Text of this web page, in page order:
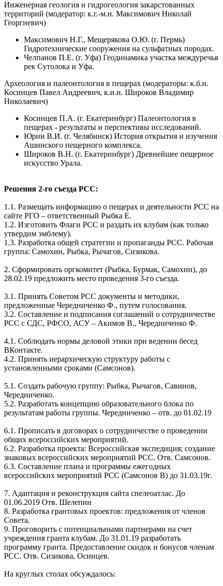
Инженерная геология и гидрогеология закарстованных
территорий (модератор: к.г.-м.н. Максимович Николай
Георгиевич)
Максимович Н.Г., Мещерякова О.Ю. (г. Пермь)
Гидротехнические сооружения на сульфатных породах.
Челпанов П.Е. (г. Уфа) Геодинамика участка междуречья
рек Сутолока и Уфа.
Археология и палеонтология в пещерах (модераторы: к.б.н.
Косинцев Павел Андреевич, к.и.н. Широков Владимир
Николаевич)
Косинцев П.А. (г. Екатеринбург) Палеонтология в
пещерах - результаты и перспективы исследований.
Юрин В.И. (г. Челябинск) История открытия и изучения
Ашинского пещерного комплекса.
Широков В.Н. (г. Екатеринбург) Древнейшее пещерное
искусство Урала.
Решения 2-го съезда РСС:
1.1. Размещать информацию о пещерах и деятельности РСС на
сайте РГО – ответственный Рыбка Е.
1.2. Изготовить Флаги РСС и раздать их клубам (как только
утвердим эмблему).
1.3. Разработка общей стратегии и пропаганды РСС. Рабочая
группа: Самохин, Рыбка, Рычагов, Сизикова.
2. Сформировать оргкомитет (Рыбка, Бурмак, Самохин), до
28.02.19 предложить место проведения 3-го съезда.
3.1. Принять Советом РСС документы и методики,
предложенные Чередниченко Ф., путем голосования.
3.2. Составление и подписания соглашений о сотрудничестве
РСС с СДС, РФСО, АСУ – Акимов В., Чередниченко Ф.
4.1. Соблюдать нормы деловой этики при ведении бесед
ВКонтакте.
4.2. Принять иерархическую структуру работы с
установленными сроками (Самсонов).
5.1. Создать рабочую группу: Рыбка, Рычагов, Савинов,
Чередниченко.
5.2. Разработать концепцию образовательного блока по
результатам работы группы. Чередниченко – отв. до 01.02.19
6.1. Прописать в договорах о сотрудничестве о проведении
общих всероссийских мероприятий.
6.2. Разработка проекта: Всероссийская экспедиция; создание
знаковых всероссийских мероприятий РСС. Отв. Самсонов.
6.3. Составление плана и программы ежегодных
всероссийских мероприятий РСС (Самсонов В) до 31.03.19г.
7. Адаптация и реконструкция сайта спелеоатлас. До
01.06.2019 Отв. Шелепин
8. Разработка грантовых проектов: предложения от членов
Совета.
9. Проговорить с потенциальными партнерами на счет
учреждения гранта клубам. До 31.01.19 разработать
программу гранта. Предоставление скидок и бонусов членам
РСС. Отв. Сизикова, Осинцев.
На круглых столах обсуждалось: